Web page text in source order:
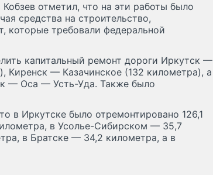
отметил, что на эти работы было
средства на строительство,
которые требовали федеральной
капитальный ремонт дороги Иркутск —
Киренск — Казачинское (132 километра), а
— Оса — Усть-Уда. Также было
в Иркутске было отремонтировано 126,1
в Усолье-Сибирском — 35,7
в Братске — 34,2 километра, а в